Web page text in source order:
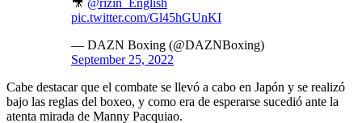
🎥 @rizin_English
pic.twitter.com/Gl45hGUnKI
— DAZN Boxing (@DAZNBoxing)
September 25, 2022
Cabe destacar que el combate se llevó a cabo en Japón y se realizó
bajo las reglas del boxeo, y como era de esperarse sucedió ante la
atenta mirada de Manny Pacquiao.